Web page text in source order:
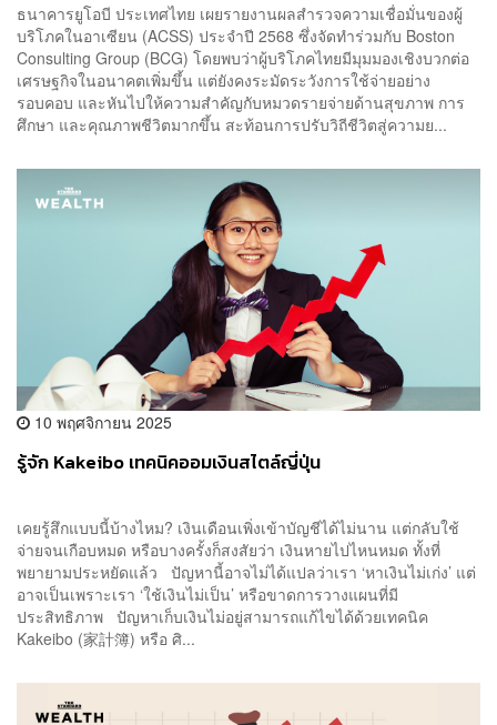
ธนาคารยูโอบี ประเทศไทย เผยรายงานผลสำรวจความเชื่อมั่นของผู้
บริโภคในอาเซียน (ACSS) ประจำปี 2568 ซึ่งจัดทำร่วมกับ Boston
Consulting Group (BCG) โดยพบว่าผู้บริโภคไทยมีมุมมองเชิงบวกต่อ
เศรษฐกิจในอนาคตเพิ่มขึ้น แต่ยังคงระมัดระวังการใช้จ่ายอย่าง
รอบคอบ และหันไปให้ความสำคัญกับหมวดรายจ่ายด้านสุขภาพ การ
ศึกษา และคุณภาพชีวิตมากขึ้น สะท้อนการปรับวิถีชีวิตสู่ความย...
10 พฤศจิกายน 2025
รู้จัก Kakeibo เทคนิคออมเงินสไตล์ญี่ปุ่น
เคยรู้สึกแบบนี้บ้างไหม? เงินเดือนเพิ่งเข้าบัญชีได้ไม่นาน แต่กลับใช้
จ่ายจนเกือบหมด หรือบางครั้งก็สงสัยว่า เงินหายไปไหนหมด ทั้งที่
พยายามประหยัดแล้ว ปัญหานี้อาจไม่ได้แปลว่าเรา ‘หาเงินไม่เก่ง’ แต่
อาจเป็นเพราะเรา ‘ใช้เงินไม่เป็น’ หรือขาดการวางแผนที่มี
ประสิทธิภาพ ปัญหาเก็บเงินไม่อยู่สามารถแก้ไขได้ด้วยเทคนิค
Kakeibo (家計簿) หรือ ศิ...